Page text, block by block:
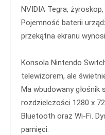
NVIDIA Tegra,
Pojemność baterii
przekątna ekranu
Konsola Nintendo
telewizorem, ale
Ma wbudowany
rozdzielczości 1280 x
Bluetooth oraz Wi-Fi.
pamięci.